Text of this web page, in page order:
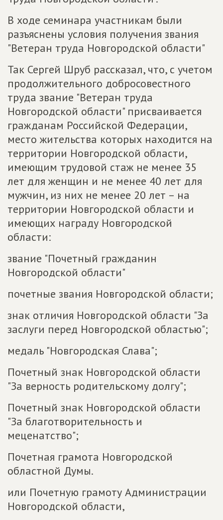
В ходе семинара участникам были
разъяснены условия получения звания
"Ветеран труда Новгородской области"
Так Сергей Шруб рассказал, что, с учетом
продолжительного добросовестного
труда звание "Ветеран труда
Новгородской области" присваивается
гражданам Российской Федерации,
место жительства которых находится на
территории Новгородской области,
имеющим трудовой стаж не менее 35
лет для женщин и не менее 40 лет для
мужчин, из них не менее 20 лет – на
территории Новгородской области и
имеющих награду Новгородской
области:
звание "Почетный гражданин
Новгородской области"
почетные звания Новгородской области;
знак отличия Новгородской области "За
заслуги перед Новгородской областью";
медаль "Новгородская Слава";
Почетный знак Новгородской области
"За верность родительскому долгу";
Почетный знак Новгородской области
"За благотворительность и
меценатство";
Почетная грамота Новгородской
областной Думы.
или Почетную грамоту Администрации
Новгородской области,